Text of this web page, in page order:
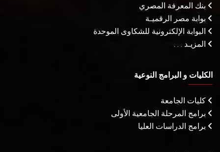
بنك المعرفة المصري
بوابة مصر الرقميـة
البوابة الإلكترونية للشكاوى الموحدة
المزيـد . . .
الكليات و البرامج النوعية
كليات الجامعة
برامج المرحلة الجامعية الأولى
برامج الدراسات العليا